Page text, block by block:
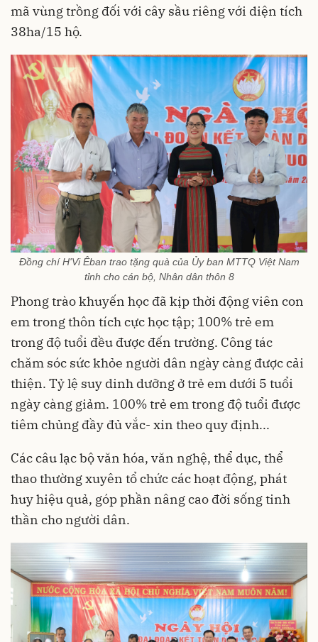
mã vùng trồng đối với cây sầu riêng với diện tích
38ha/15 hộ.
Đồng chí H'Vi Êban trao tặng quà của Ủy ban MTTQ Việt Nam
tỉnh cho cán bộ, Nhân dân thôn 8
Phong trào khuyến học đã kịp thời động viên con
em trong thôn tích cực học tập; 100% trẻ em
trong độ tuổi đều được đến trường. Công tác
chăm sóc sức khỏe người dân ngày càng được cải
thiện. Tỷ lệ suy dinh dưỡng ở trẻ em dưới 5 tuổi
ngày càng giảm. 100% trẻ em trong độ tuổi được
tiêm chủng đầy đủ vắc- xin theo quy định...
Các câu lạc bộ văn hóa, văn nghệ, thể dục, thể
thao thường xuyên tổ chức các hoạt động, phát
huy hiệu quả, góp phần nâng cao đời sống tinh
thần cho người dân.